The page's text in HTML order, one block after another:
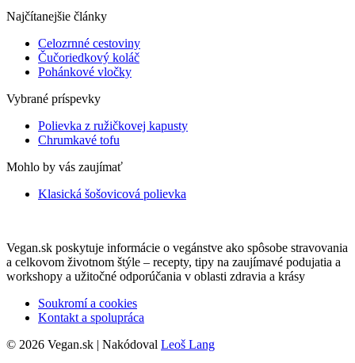
Najčítanejšie články
Celozrnné cestoviny
Čučoriedkový koláč
Pohánkové vločky
Vybrané príspevky
Polievka z ružičkovej kapusty
Chrumkavé tofu
Mohlo by vás zaujímať
Klasická šošovicová polievka
Vegan.sk poskytuje informácie o vegánstve ako spôsobe stravovania
a celkovom životnom štýle – recepty, tipy na zaujímavé podujatia a
workshopy a užitočné odporúčania v oblasti zdravia a krásy
Soukromí a cookies
Kontakt a spolupráca
© 2026 Vegan.sk | Nakódoval Leoš Lang